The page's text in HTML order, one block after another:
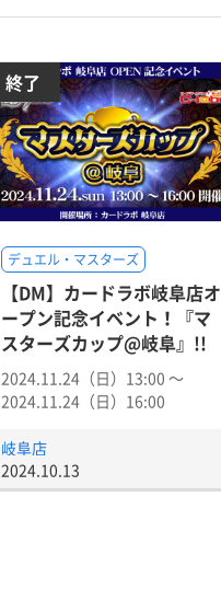
終了
デュエル・マスターズ
【DM】カードラボ岐阜店オ
ープン記念イベント！『マ
スターズカップ@岐阜』!!
2024.11.24（日）13:00 〜
2024.11.24（日）16:00
岐阜店
2024.10.13